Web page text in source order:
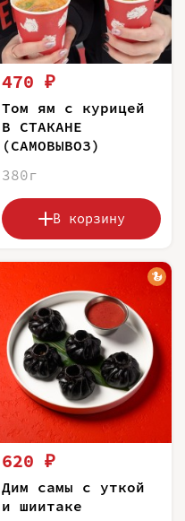
470 ₽
Том ям с курицей
В СТАКАНЕ
(САМОВЫВОЗ)
380г
В корзину
620 ₽
Дим самы с уткой
и шиитаке